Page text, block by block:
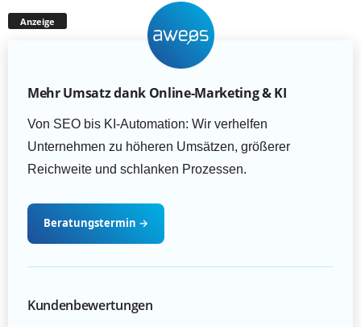
Anzeige
Mehr Umsatz dank Online-Marketing & KI
Von SEO bis KI-Automation: Wir verhelfen
Unternehmen zu höheren Umsätzen, größerer
Reichweite und schlanken Prozessen.
Beratungstermin →
Kundenbewertungen